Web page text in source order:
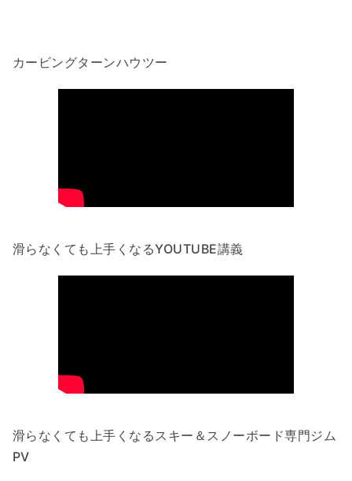
カービングターンハウツー
滑らなくても上手くなるYOUTUBE講義
滑らなくても上手くなるスキー＆スノーボード専門ジム
PV